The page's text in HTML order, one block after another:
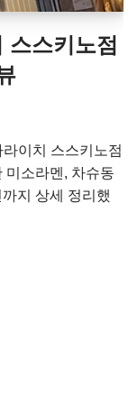
스스키노점
이치 스스키노점
미소라멘, 차슈동
지 상세 정리했